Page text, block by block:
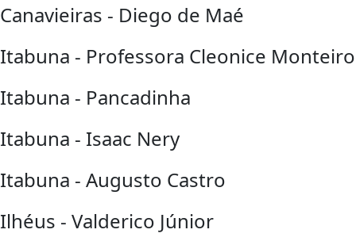
Canavieiras - Diego de Maé
Itabuna - Professora Cleonice Monteiro
Itabuna - Pancadinha
Itabuna - Isaac Nery
Itabuna - Augusto Castro
Ilhéus - Valderico Júnior